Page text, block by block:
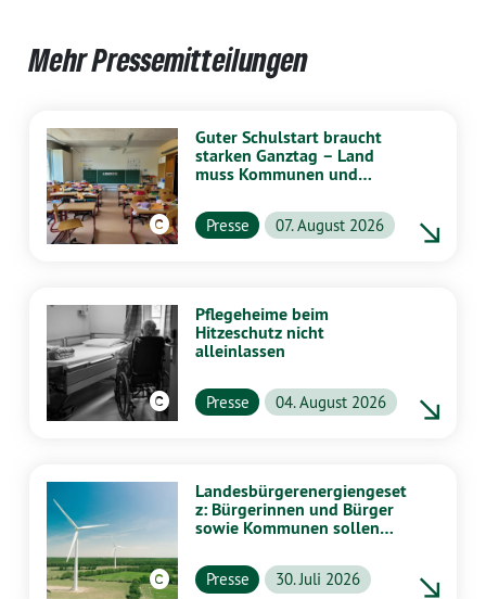
Mehr Pressemitteilungen
Guter Schulstart braucht
starken Ganztag – Land
muss Kommunen und
unterstützen
Presse 07. August 2026
Pflegeheime beim
Hitzeschutz nicht
alleinlassen
Presse 04. August 2026
Landesbürgerenergiengeset
z: Bürgerinnen und Bürger
sowie Kommunen sollen
profitieren
Presse 30. Juli 2026